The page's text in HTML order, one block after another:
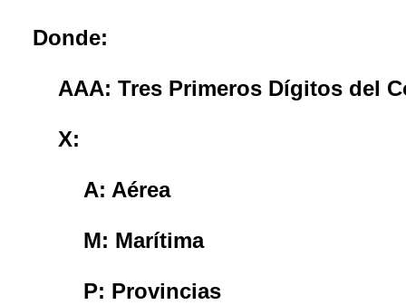
Donde:
AAA: Tres Primeros Dígitos del
X:
A: Aérea
M: Marítima
P: Provincias